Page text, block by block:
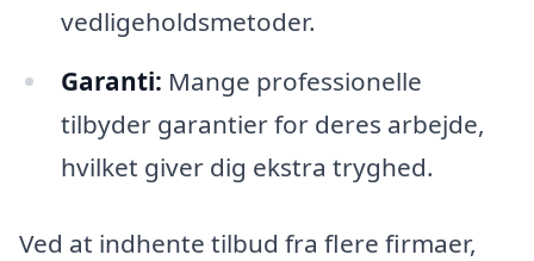
vedligeholdsmetoder.
Garanti: Mange professionelle
tilbyder garantier for deres arbejde,
hvilket giver dig ekstra tryghed.
Ved at indhente tilbud fra flere firmaer,